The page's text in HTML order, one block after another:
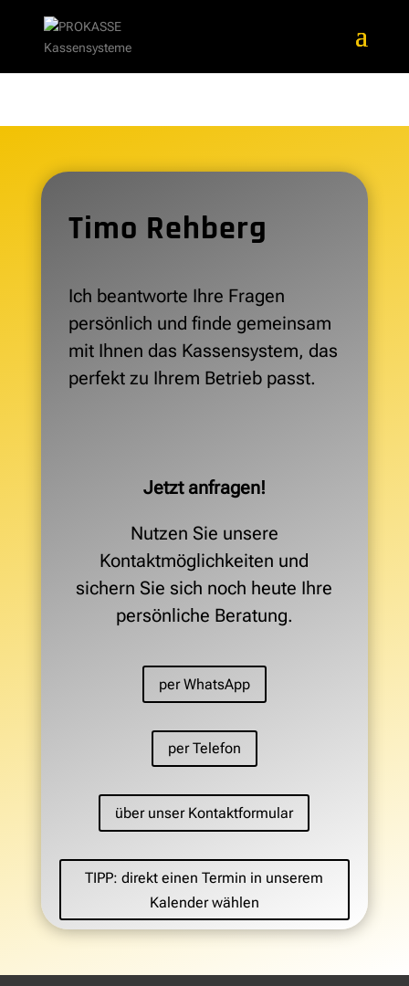
Timo Rehberg
Ich beantworte Ihre Fragen
persönlich und finde gemeinsam
mit Ihnen das Kassensystem, das
perfekt zu Ihrem Betrieb passt.
Jetzt anfragen!
Nutzen Sie unsere
Kontaktmöglichkeiten und
sichern Sie sich noch heute Ihre
persönliche Beratung.
per WhatsApp
per Telefon
über unser Kontaktformular
TIPP: direkt einen Termin in unserem
Kalender wählen